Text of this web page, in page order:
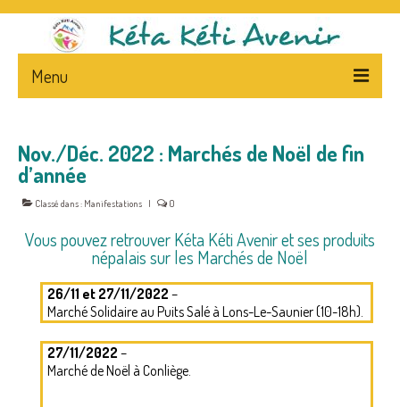
Menu
L’ASSOCIATION
PRESENTATION
STATUTS – FLYERS
LA PRESSE ET L’ASSOCIATION
NEWS
CA
NEPAL – & – CENTRE
Nov./Déc. 2022 : Marchés de Noël de fin
d’année
Classé dans : Manifestations | 0
Vous pouvez retrouver Kéta Kéti Avenir et ses produits
népalais sur les Marchés de Noël
26/11 et 27/11/2022 –
Marché Solidaire au Puits Salé à Lons-Le-Saunier (10-18h).
27/11/2022 –
Marché de Noël à Conliège.